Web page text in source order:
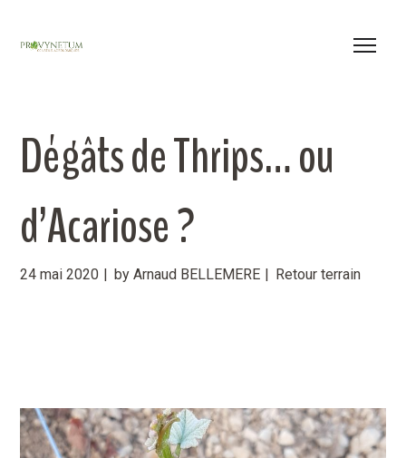
Dégâts de Thrips… ou
d’Acariose ?
24 mai 2020 by Arnaud BELLEMERE Retour terrain